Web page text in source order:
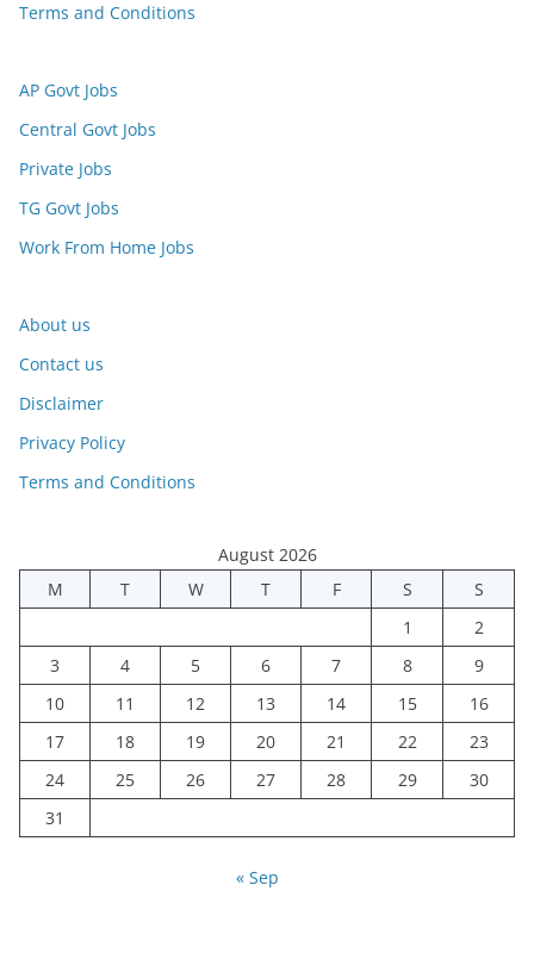
Terms and Conditions
AP Govt Jobs
Central Govt Jobs
Private Jobs
TG Govt Jobs
Work From Home Jobs
About us
Contact us
Disclaimer
Privacy Policy
Terms and Conditions
August 2026
M
T W T F S
S
1
2
3
4 5 6 7 8
9
10
11 12 13 14 15
16
17
18 19 20 21 22
23
24
25 26 27 28 29
30
31
« Sep